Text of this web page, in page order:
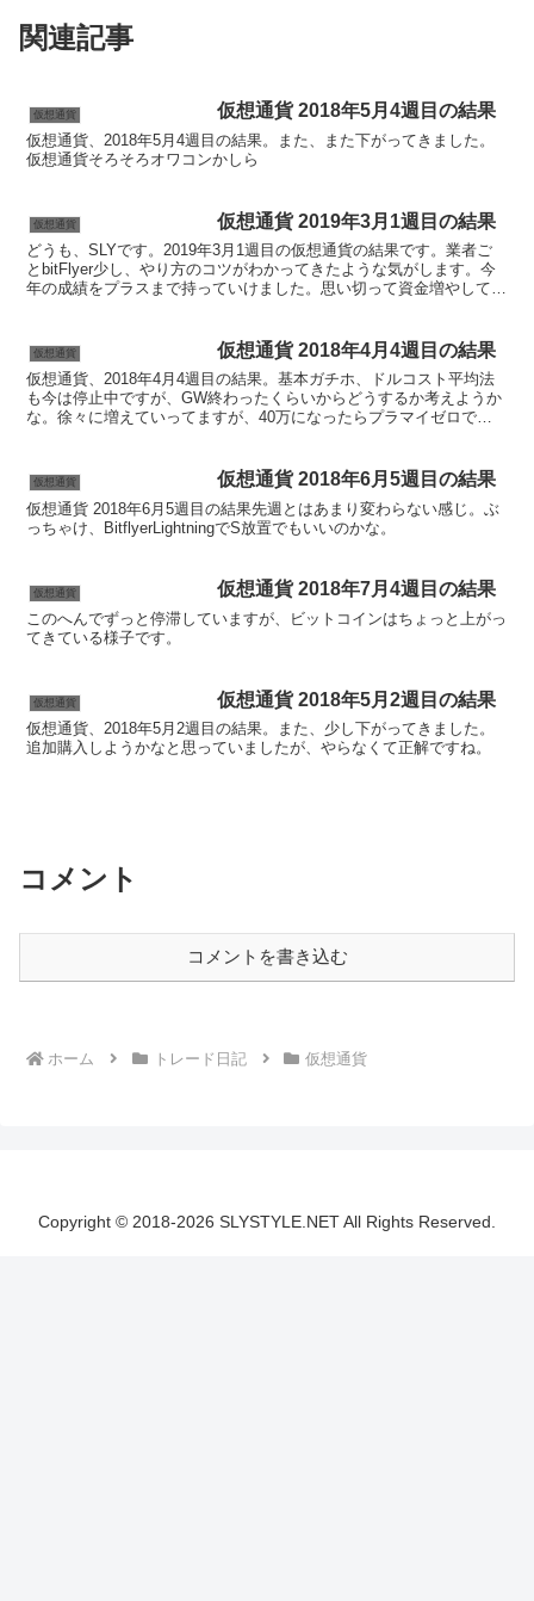
関連記事
仮想通貨 仮想通貨 2018年5月4週目の結果
仮想通貨、2018年5月4週目の結果。また、また下がってきました。
仮想通貨そろそろオワコンかしら
仮想通貨 仮想通貨 2019年3月1週目の結果
どうも、SLYです。2019年3月1週目の仮想通貨の結果です。業者ご
とbitFlyer少し、やり方のコツがわかってきたような気がします。今
年の成績をプラスまで持っていけました。思い切って資金増やしても
仮想通貨 仮想通貨 2018年4月4週目の結果
仮想通貨、2018年4月4週目の結果。基本ガチホ、ドルコスト平均法
も今は停止中ですが、GW終わったくらいからどうするか考えようか
な。徐々に増えていってますが、40万になったらプラマイゼロで
仮想通貨 仮想通貨 2018年6月5週目の結果
仮想通貨 2018年6月5週目の結果先週とはあまり変わらない感じ。ぶ
っちゃけ、BitflyerLightningでS放置でもいいのかな。
仮想通貨 仮想通貨 2018年7月4週目の結果
このへんでずっと停滞していますが、ビットコインはちょっと上がっ
てきている様子です。
仮想通貨 仮想通貨 2018年5月2週目の結果
仮想通貨、2018年5月2週目の結果。また、少し下がってきました。
追加購入しようかなと思っていましたが、やらなくて正解ですね。
コメント
コメントを書き込む
ホーム トレード日記 仮想通貨
Copyright © 2018-2026 SLYSTYLE.NET All Rights Reserved.